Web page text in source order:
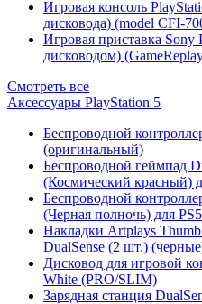
Игровая консоль
дисковода) (model CFI-
Игровая приставка Sony
дисководом)
Смотреть все
Аксессуары PlayStation 5
Беспроводной
(оригинальный)
Беспроводной геймпад
(Космический красный)
Беспроводной
(Черная полночь) для PS5
Накладки Artplays
DualSense (2 шт.)
Дисковод для игровой
White (PRO/SLIM)
Зарядная станция